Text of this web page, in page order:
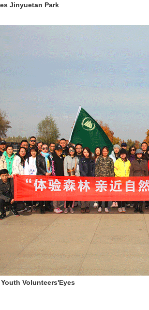
Jinyuetan Park
Volunteers'Eyes